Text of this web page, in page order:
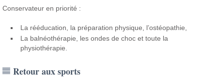
Conservateur en priorité :
La rééducation, la préparation physique, l’ostéopathie,
La balnéothérapie, les ondes de choc et toute la
physiothérapie.
Retour aux sports